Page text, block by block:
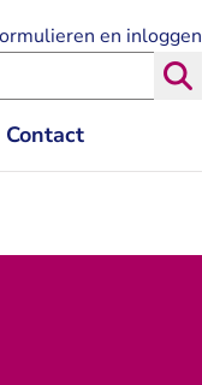
Contact
en inloggen
Rechtspraak